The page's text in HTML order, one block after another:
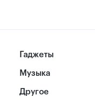
Гаджеты
Музыка
Другое